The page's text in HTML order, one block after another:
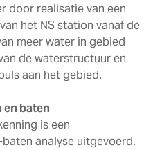
door realisatie van een
het NS station vanaf de
meer water in gebied
de waterstructuur en
aan het gebied.
baten
is een
analyse uitgevoerd.